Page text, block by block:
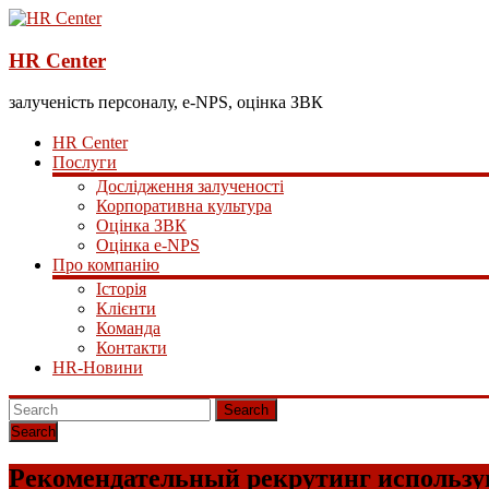
HR Center
залученість персоналу, e-NPS, оцінка ЗВК
HR Center
Послуги
Дослідження залученості
Корпоративна культура
Оцінка ЗВК
Оцінка e-NPS
Про компанію
Історія
Клієнти
Команда
Контакти
HR-Новини
Search
Рекомендательный рекрутинг